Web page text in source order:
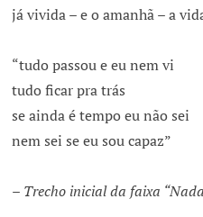
já vivida – e o amanhã – a
“tudo passou e eu nem vi
tudo ficar pra trás
se ainda é tempo eu não sei
nem sei se eu sou capaz”
– Trecho inicial da faixa